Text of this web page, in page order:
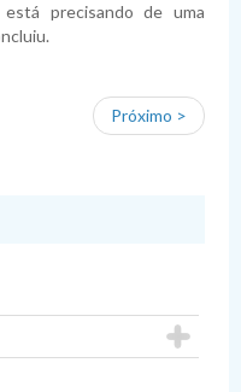
precisando de uma
Próximo >